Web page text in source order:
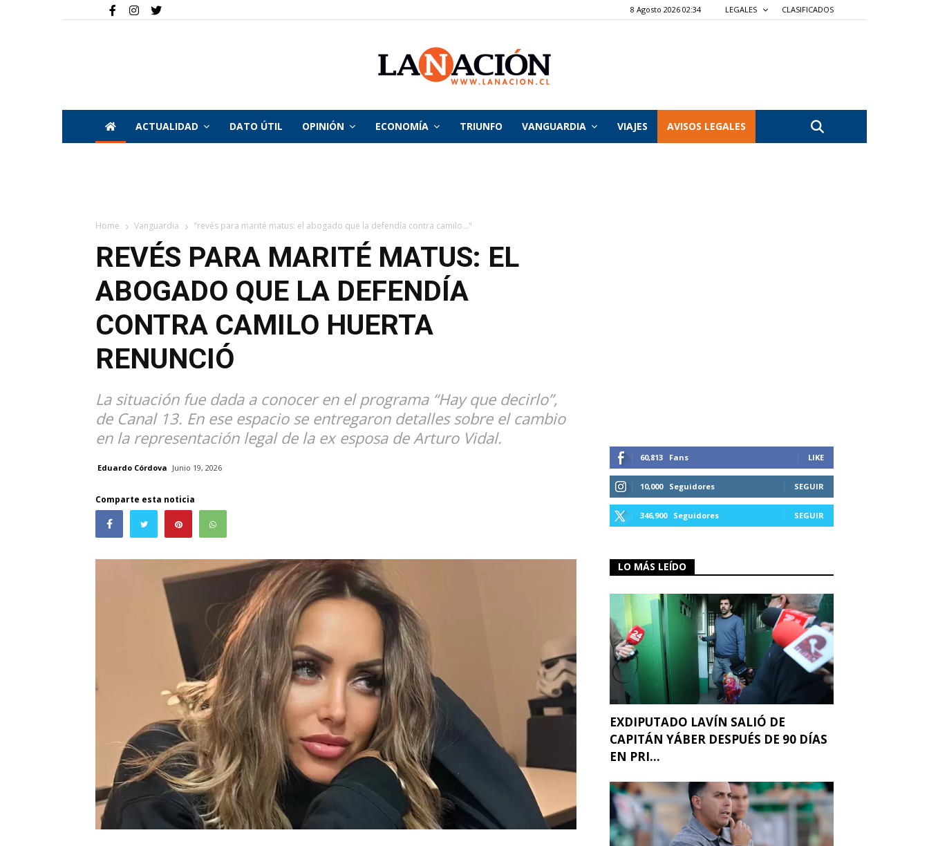
8 Agosto 2026 02:34 LEGALES CLASIFICADOS
La
ACTUALIDAD DATO ÚTIL OPINIÓN ECONOMÍA TRIUNFO VANGUARDIA VIAJES AVISOS LEGALES
Home Vanguardia "revés para marité matus: el abogado que la defendía contra camilo..."
REVÉS PARA MARITÉ MATUS: EL
ABOGADO QUE LA DEFENDÍA
CONTRA CAMILO HUERTA
RENUNCIÓ
La situación fue dada a conocer en el programa “Hay que decirlo”,
de Canal 13. En ese espacio se entregaron detalles sobre el cambio
en la representación legal de la ex esposa de Arturo Vidal.
Eduardo Córdova Junio 19, 2026
Comparte esta noticia
60,813 Fans LIKE
10,000 Seguidores SEGUIR
346,900 Seguidores SEGUIR
LO MÁS LEÍDO
EXDIPUTADO LAVÍN SALIÓ DE
CAPITÁN YÁBER DESPUÉS DE 90 DÍAS
EN PRI...